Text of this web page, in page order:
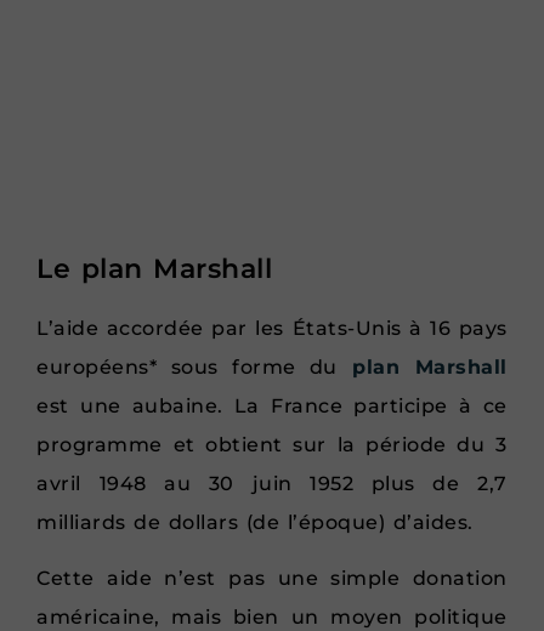
Le plan Marshall
L’aide accordée par les États-Unis à 16 pays
européens* sous forme du
plan Marshall
est une aubaine. La France participe à ce
programme et obtient sur la période du 3
avril 1948 au 30 juin 1952 plus de 2,7
milliards de dollars (de l’époque) d’aides.
Cette aide n’est pas une simple donation
américaine, mais bien un moyen politique